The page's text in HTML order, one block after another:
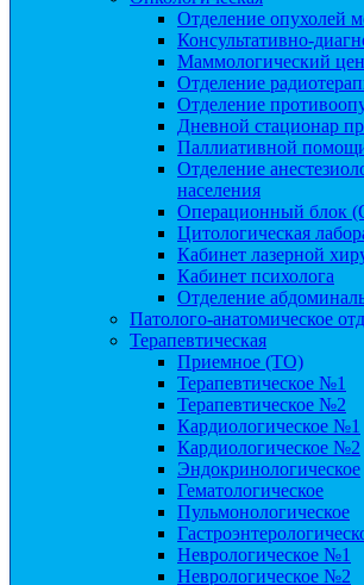
Отделение опухолей
Консультативно-
Маммологический
Отделение
Отделение
Дневной стационар
Паллиативной
Отделение
населения
Операционный блок
Цитологическая
Кабинет лазерной
Кабинет психолога
Отделение
Патолого-анатомическое
Терапевтическая
Приемное (ТО)
Терапевтическое №1
Терапевтическое №2
Кардиологическое №1
Кардиологическое №2
Эндокринологическое
Гематологическое
Пульмонологическое
Неврологическое №1
Неврологическое №2